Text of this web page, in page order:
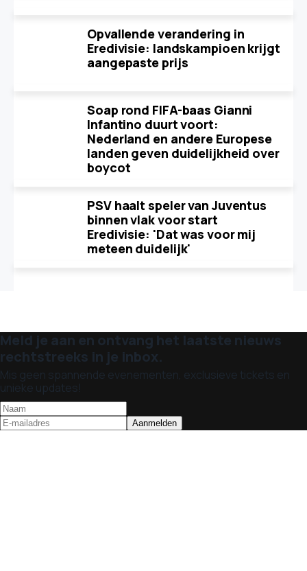
Opvallende verandering in
Eredivisie: landskampioen krijgt
aangepaste prijs
Soap rond FIFA-baas Gianni
Infantino duurt voort:
Nederland en andere Europese
landen geven duidelijkheid over
boycot
PSV haalt speler van Juventus
binnen vlak voor start
Eredivisie: 'Dat was voor mij
meteen duidelijk'
Meld je aan en ontvang het laatste nieuws
rechtstreeks in je inbox.
Mis geen spannende evenementen, exclusieve tickets en
unieke updates!